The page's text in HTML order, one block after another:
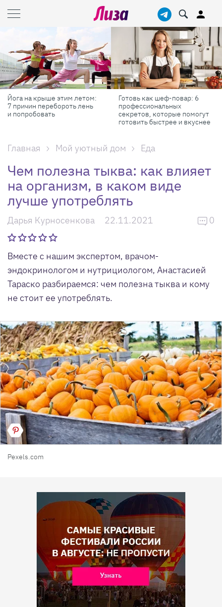
Готовь как шеф-повар: 6
профессиональных
секретов, которые помогут
Масштабные приключения:
самые красивые фестивали
России в августе
Главная Мой уютный дом Еда
Чем полезна тыква: как влияет
на организм, в каком виде
лучше употреблять
Дарья Курносенкова 22.11.2021 0
Вместе с нашим экспертом, врачом-
эндокринологом и нутрициологом, Анастасией
Тараско разбираемся: чем полезна тыква и кому
не стоит ее употреблять.
Pexels.com